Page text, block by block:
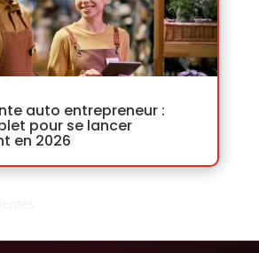
auto entrepreneur :
pour se lancer
en 2026